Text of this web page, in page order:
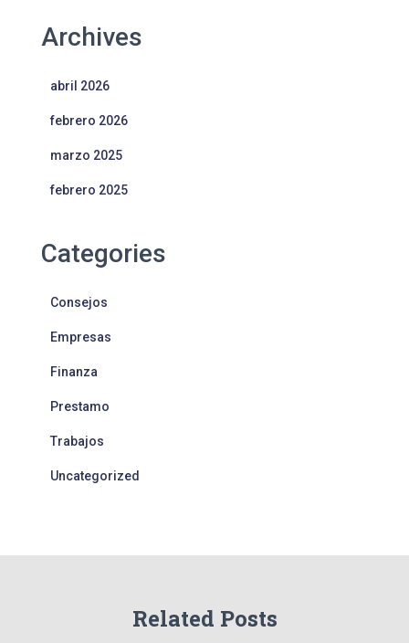
Archives
abril 2026
febrero 2026
marzo 2025
febrero 2025
Categories
Consejos
Empresas
Finanza
Prestamo
Trabajos
Uncategorized
Related Posts